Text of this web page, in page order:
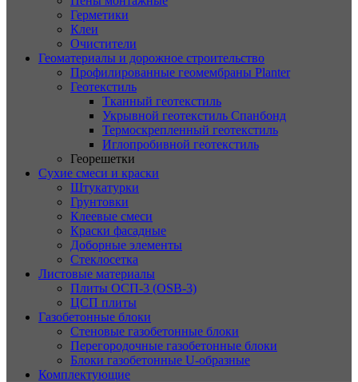
Герметики
Клеи
Очистители
Геоматериалы и дорожное строительство
Профилированные геомембраны Planter
Геотекстиль
Тканный геотекстиль
Укрывной геотекстиль Спанбонд
Термоскрепленный геотекстиль
Иглопробивной геотекстиль
Георешетки
Сухие смеси и краски
Штукатурки
Грунтовки
Клеевые смеси
Краски фасадные
Доборные элементы
Стеклосетка
Листовые материалы
Плиты ОСП-3 (OSB-3)
ЦСП плиты
Газобетонные блоки
Стеновые газобетонные блоки
Перегородочные газобетонные блоки
Блоки газобетонные U-образные
Комплектующие